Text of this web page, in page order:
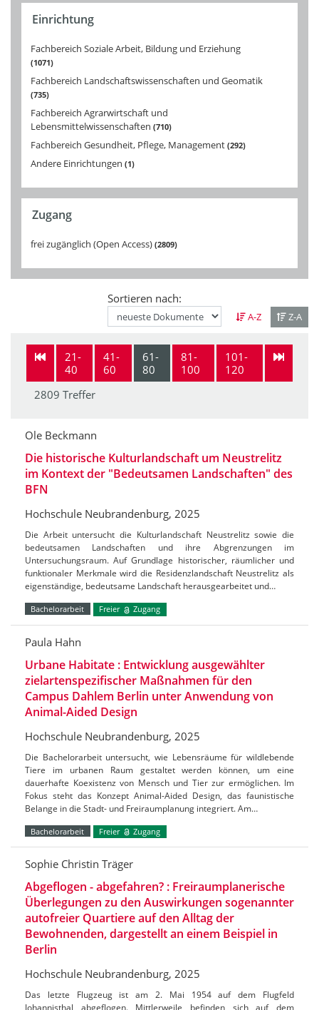
Einrichtung
Fachbereich Soziale Arbeit, Bildung und Erziehung
1071
Fachbereich Landschaftswissenschaften und Geomatik
735
Fachbereich Agrarwirtschaft und
Lebensmittelwissenschaften 710
Fachbereich Gesundheit, Pflege, Management 292
Andere Einrichtungen 1
Zugang
frei zugänglich (Open Access) 2809
Sortieren nach:
A-Z Z-A
21-
40
41-
60
61-
80
81-
100
101-
120
2809 Treffer
Ole Beckmann
Die historische Kulturlandschaft um Neustrelitz
im Kontext der "Bedeutsamen Landschaften" des
BFN
Hochschule Neubrandenburg, 2025
Die Arbeit untersucht die Kulturlandschaft Neustrelitz sowie die
bedeutsamen Landschaften und ihre Abgrenzungen im
Untersuchungsraum. Auf Grundlage historischer, räumlicher und
funktionaler Merkmale wird die Residenzlandschaft Neustrelitz als
eigenständige, bedeutsame Landschaft herausgearbeitet und…
Bachelorarbeit Freier Zugang
Paula Hahn
Urbane Habitate : Entwicklung ausgewählter
zielartenspezifischer Maßnahmen für den
Campus Dahlem Berlin unter Anwendung von
Animal-Aided Design
Hochschule Neubrandenburg, 2025
Die Bachelorarbeit untersucht, wie Lebensräume für wildlebende
Tiere im urbanen Raum gestaltet werden können, um eine
dauerhafte Koexistenz von Mensch und Tier zur ermöglichen. Im
Fokus steht das Konzept Animal-Aided Design, das faunistische
Belange in die Stadt- und Freiraumplanung integriert. Am…
Bachelorarbeit Freier Zugang
Sophie Christin Träger
Abgeflogen - abgefahren? : Freiraumplanerische
Überlegungen zu den Auswirkungen sogenannter
autofreier Quartiere auf den Alltag der
Bewohnenden, dargestellt an einem Beispiel in
Berlin
Hochschule Neubrandenburg, 2025
Das letzte Flugzeug ist am 2. Mai 1954 auf dem Flugfeld
Johannisthal abgeflogen. Mittlerweile befinden sich auf dem